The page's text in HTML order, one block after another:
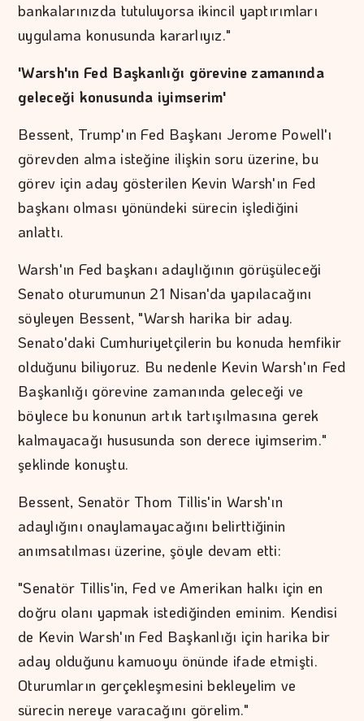
bankalarınızda tutuluyorsa ikincil yaptırımları
uygulama konusunda kararlıyız."
'Warsh'ın Fed Başkanlığı görevine zamanında
geleceği konusunda iyimserim'
Bessent, Trump'ın Fed Başkanı Jerome Powell'ı
görevden alma isteğine ilişkin soru üzerine, bu
görev için aday gösterilen Kevin Warsh'ın Fed
başkanı olması yönündeki sürecin işlediğini
anlattı.
Warsh'ın Fed başkanı adaylığının görüşüleceği
Senato oturumunun 21 Nisan'da yapılacağını
söyleyen Bessent, "Warsh harika bir aday.
Senato'daki Cumhuriyetçilerin bu konuda hemfikir
olduğunu biliyoruz. Bu nedenle Kevin Warsh'ın Fed
Başkanlığı görevine zamanında geleceği ve
böylece bu konunun artık tartışılmasına gerek
kalmayacağı hususunda son derece iyimserim."
şeklinde konuştu.
Bessent, Senatör Thom Tillis'in Warsh'ın
adaylığını onaylamayacağını belirttiğinin
anımsatılması üzerine, şöyle devam etti:
"Senatör Tillis'in, Fed ve Amerikan halkı için en
doğru olanı yapmak istediğinden eminim. Kendisi
de Kevin Warsh'ın Fed Başkanlığı için harika bir
aday olduğunu kamuoyu önünde ifade etmişti.
Oturumların gerçekleşmesini bekleyelim ve
sürecin nereye varacağını görelim."